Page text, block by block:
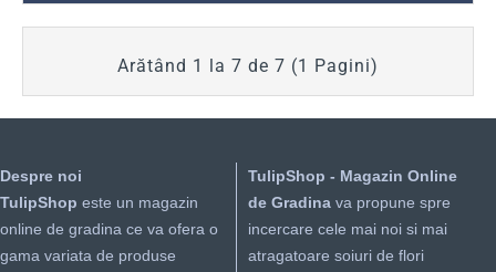
Arătând 1 la 7 de 7 (1 Pagini)
Despre noi
TulipShop este un magazin
online de gradina ce va ofera o
gama variata de produse
TulipShop - Magazin Online
de Gradinava propune spre
incercare cele mai noi si mai
atragatoare soiuri de flori